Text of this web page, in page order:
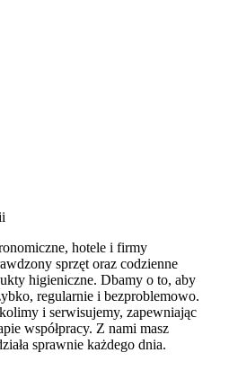
hotele i firmy
sprzęt oraz codzienne
higieniczne. Dbamy o to, aby
regularnie i bezproblemowo.
i serwisujemy, zapewniając
współpracy. Z nami masz
sprawnie każdego dnia.